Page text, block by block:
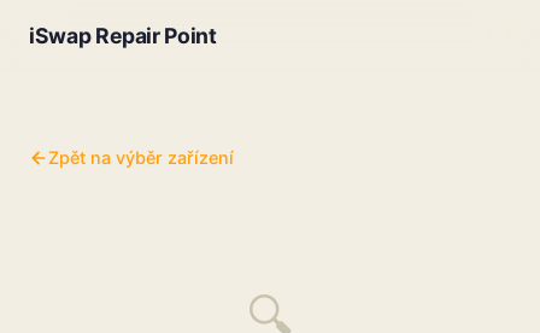
iSwap Repair Point
Zpět na výběr zařízení
🔍